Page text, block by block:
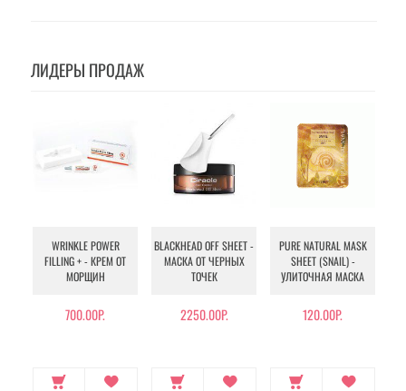
ЛИДЕРЫ ПРОДАЖ
WRINKLE POWER
FILLING + - КРЕМ ОТ
МОРЩИН
700.00Р.
BLACKHEAD OFF SHEET -
МАСКА ОТ ЧЕРНЫХ
ТОЧЕК
2250.00Р.
PURE NATURAL MASK
SHEET (SNAIL) -
УЛИТОЧНАЯ МАСКА
120.00Р.